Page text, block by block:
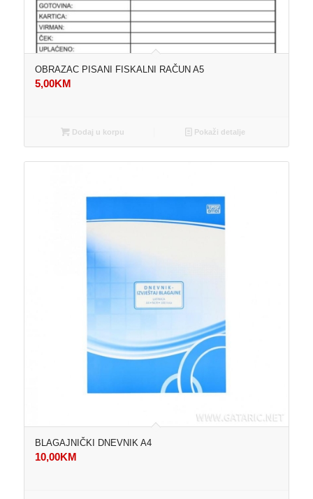
OBRAZAC PISANI FISKALNI RAČUN A5
5,00KM
Dodaj u korpu Pokaži detalje
BLAGAJNIČKI DNEVNIK A4
10,00KM